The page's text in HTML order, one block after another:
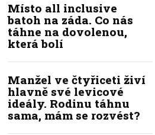
Místo all inclusive
batoh na záda. Co nás
táhne na dovolenou,
která bolí
Manžel ve čtyřiceti živí
hlavně své levicové
ideály. Rodinu táhnu
sama, mám se rozvést?